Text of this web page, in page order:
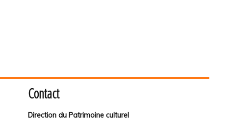
Contact
Direction du Patrimoine culturel